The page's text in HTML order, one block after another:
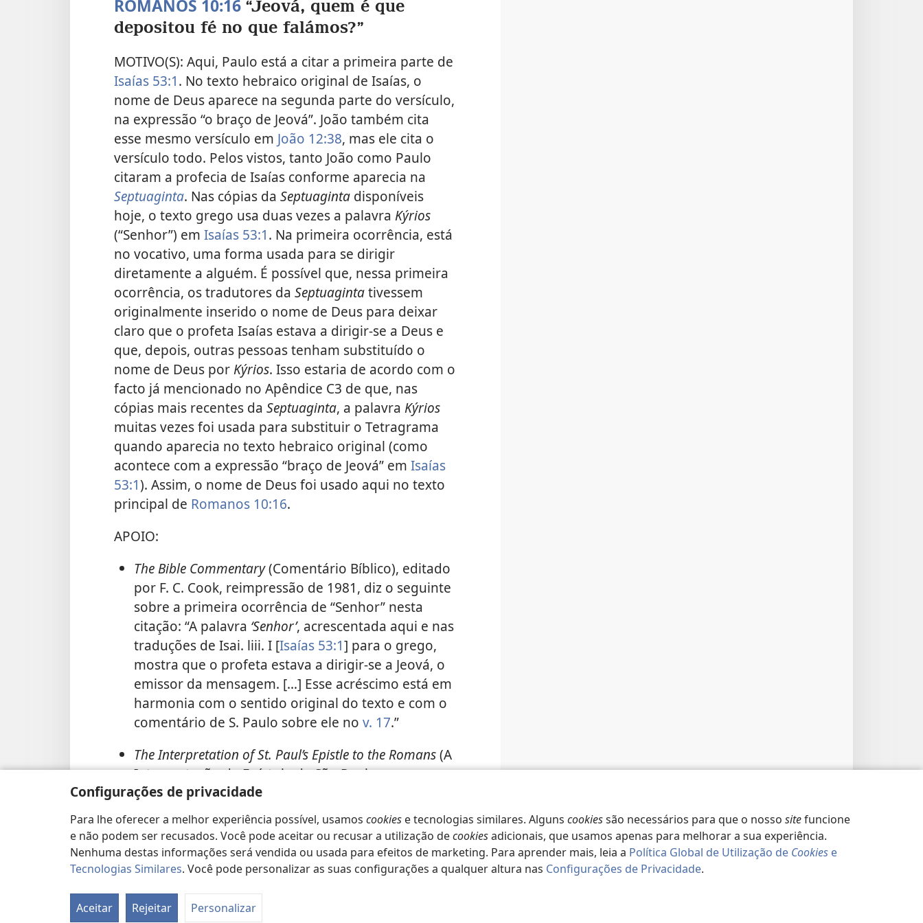
Configurações de privacidade
Para lhe oferecer a melhor experiência possível, usamos cookies e tecnologias similares. Alguns cookiessão necessários para que o nosso sitefuncione
e não podem ser recusados. Você pode aceitar ou recusar a utilização decookiesadicionais, que usamos apenas para melhorar a sua experiência.
Nenhuma destas informações será vendida ou usada para efeitos de marketing. Para aprender mais, leia a Política Global de Utilização de Cookies e
Tecnologias Similares. Você pode personalizar as suas configurações a qualquer altura nas Configurações de Privacidade.
Aceitar Rejeitar Personalizar
ROMANOS 10:16 “Jeová, quem é que
depositou fé no que falámos?”
MOTIVO(S): Aqui, Paulo está a citar a primeira parte de
Isaías 53:1. No texto hebraico original de Isaías, o
nome de Deus aparece na segunda parte do versículo,
na expressão “o braço de Jeová”. João também cita
esse mesmo versículo em João 12:38, mas ele cita o
versículo todo. Pelos vistos, tanto João como Paulo
citaram a profecia de Isaías conforme aparecia na
Septuaginta. Nas cópias da Septuaginta disponíveis
hoje, o texto grego usa duas vezes a palavra Kýrios
(“Senhor”) em Isaías 53:1. Na primeira ocorrência, está
no vocativo, uma forma usada para se dirigir
diretamente a alguém. É possível que, nessa primeira
ocorrência, os tradutores da Septuagintativessem
originalmente inserido o nome de Deus para deixar
claro que o profeta Isaías estava a dirigir-se a Deus e
que, depois, outras pessoas tenham substituído o
nome de Deus porKýrios. Isso estaria de acordo com o
facto já mencionado no Apêndice C3 de que, nas
cópias mais recentes da Septuaginta, a palavra Kýrios
muitas vezes foi usada para substituir o Tetragrama
quando aparecia no texto hebraico original (como
acontece com a expressão “braço de Jeová” em Isaías
53:1). Assim, o nome de Deus foi usado aqui no texto
principal de Romanos 10:16.
APOIO:
The Bible Commentary(Comentário Bíblico), editado
por F. C. Cook, reimpressão de 1981, diz o seguinte
sobre a primeira ocorrência de “Senhor” nesta
citação: “A palavra ‘Senhor’, acrescentada aqui e nas
traduções de Isai. liii. I [Isaías 53:1] para o grego,
mostra que o profeta estava a dirigir-se a Jeová, o
emissor da mensagem. […] Esse acréscimo está em
harmonia com o sentido original do texto e com o
comentário de S. Paulo sobre ele no v. 17.”
The Interpretation of St. Paul’s Epistle to the Romans(A
Interpretação da Epístola de São Paulo aos
Romanos), de R.C.H. Lenski, diz o seguinte sobre
este versículo: “Paulo acrescenta ‘Senhor’ à citação
porque a pergunta do profeta era dirigida a
Yahweh.”
Exegético do Novo Testamento), 1991, (vol. 2, pág.